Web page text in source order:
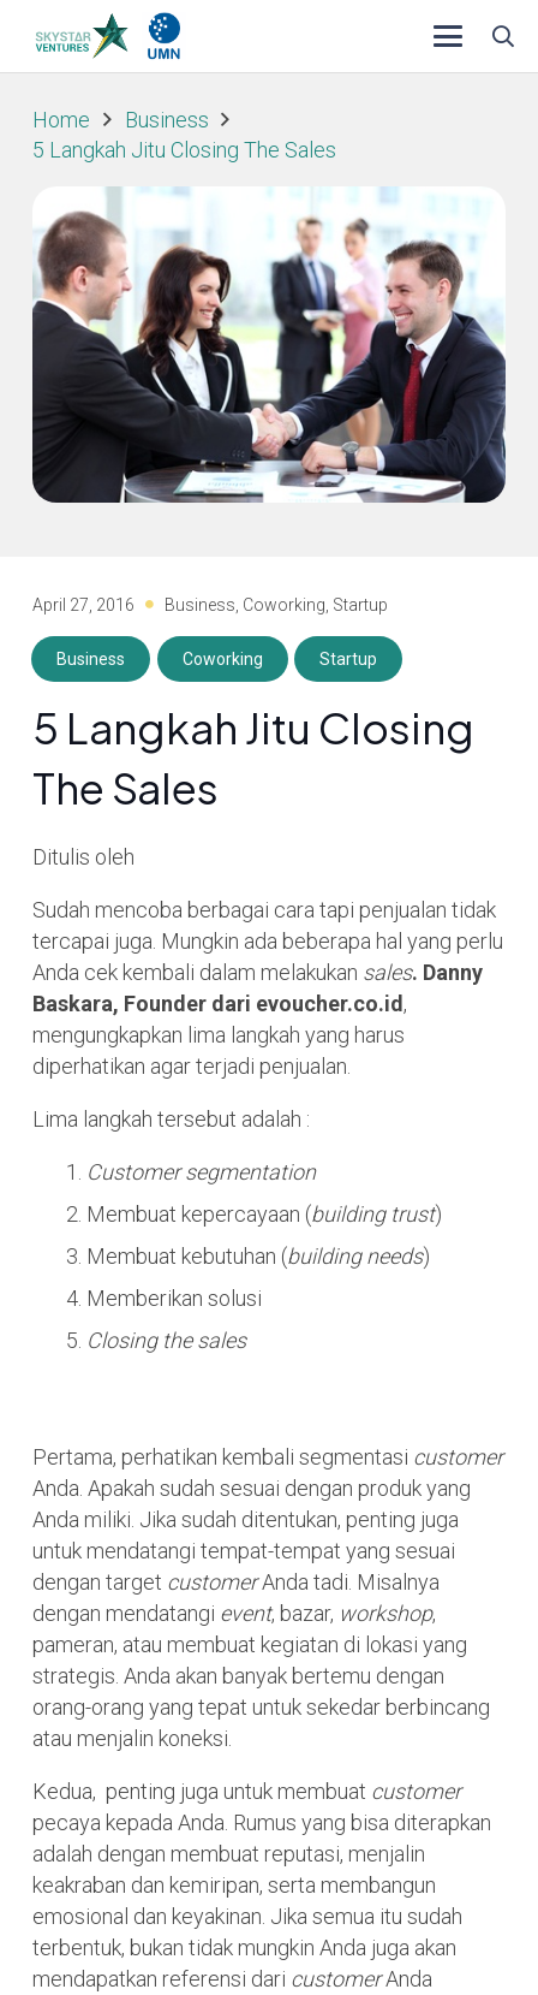
Home
Business
5 Langkah Jitu Closing The Sales
April 27, 2016 Business Coworking Startup
Business Coworking Startup
5 Langkah Jitu Closing
The Sales
Ditulis oleh
Sudah mencoba berbagai cara tapi penjualan tidak
tercapai juga. Mungkin ada beberapa hal yang perlu
Anda cek kembali dalam melakukan sales. Danny
Baskara, Founder dari evoucher.co.id ,
mengungkapkan lima langkah yang harus
diperhatikan agar terjadi penjualan.
Lima langkah tersebut adalah :
Customer segmentation
Membuat kepercayaan (building trust)
Membuat kebutuhan (building needs)
Memberikan solusi
Closing the sales
Pertama, perhatikan kembali segmentasi customer
Anda. Apakah sudah sesuai dengan produk yang
Anda miliki. Jika sudah ditentukan, penting juga
untuk mendatangi tempat-tempat yang sesuai
dengan target customerAnda tadi. Misalnya
dengan mendatangi event, bazar, workshop,
pameran, atau membuat kegiatan di lokasi yang
strategis. Anda akan banyak bertemu dengan
orang-orang yang tepat untuk sekedar berbincang
atau menjalin koneksi.
Kedua, penting juga untuk membuat customer
pecaya kepada Anda. Rumus yang bisa diterapkan
adalah dengan membuat reputasi, menjalin
keakraban dan kemiripan, serta membangun
emosional dan keyakinan. Jika semua itu sudah
terbentuk, bukan tidak mungkin Anda juga akan
mendapatkan referensi dari customerAnda